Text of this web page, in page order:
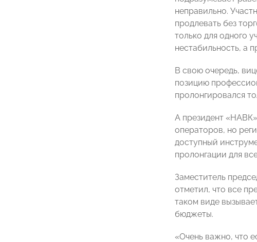
неправильно.
продлевать без
только для одного
нестабильность, а
В свою очередь,
позицию
пролонгировался
А президент «НАВК»
операторов, но
доступный
пролонгации для
Заместитель
отметил, что все
таком виде
бюджеты.
«Очень важно, что